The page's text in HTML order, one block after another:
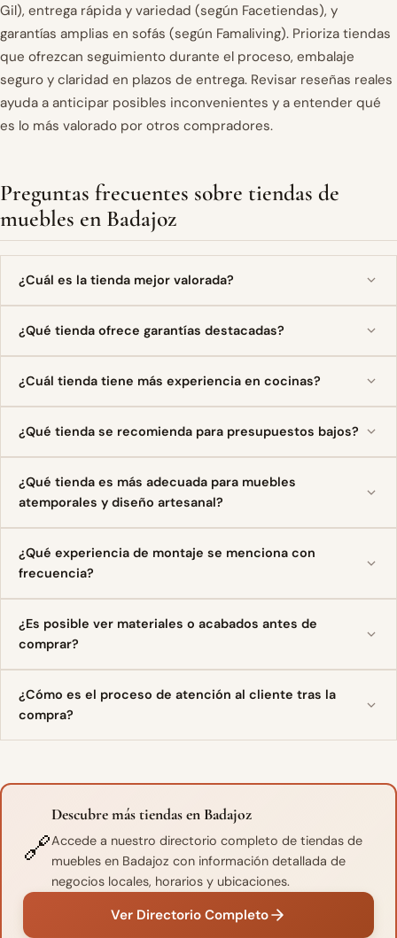
Gil), entrega rápida y variedad (según Facetiendas), y
garantías amplias en sofás (según Famaliving). Prioriza tiendas
que ofrezcan seguimiento durante el proceso, embalaje
seguro y claridad en plazos de entrega. Revisar reseñas reales
ayuda a anticipar posibles inconvenientes y a entender qué
es lo más valorado por otros compradores.
Preguntas frecuentes sobre tiendas de
muebles en Badajoz
¿Cuál es la tienda mejor valorada?
¿Qué tienda ofrece garantías destacadas?
¿Cuál tienda tiene más experiencia en cocinas?
¿Qué tienda se recomienda para presupuestos bajos?
¿Qué tienda es más adecuada para muebles
atemporales y diseño artesanal?
¿Qué experiencia de montaje se menciona con
frecuencia?
¿Es posible ver materiales o acabados antes de
comprar?
¿Cómo es el proceso de atención al cliente tras la
compra?
🔗
Descubre más tiendas en Badajoz
Accede a nuestro directorio completo de tiendas de
muebles en Badajoz con información detallada de
negocios locales, horarios y ubicaciones.
Ver Directorio Completo